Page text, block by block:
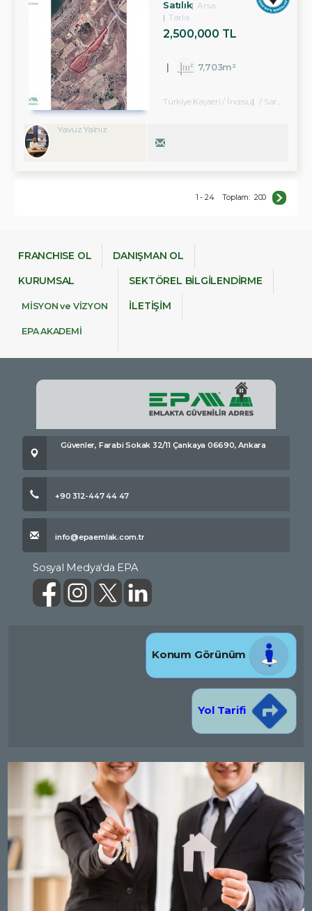
Satılık Arsa
Tarla
2,500,000 TL
7,703m²
Türkiye Kayseri / İncesu / Saraycık Köyü
Yavuz Yalnız
1 - 24 Toplam: 200
FRANCHISE OL DANIŞMAN OL
KURUMSAL
MİSYON ve VİZYON
EPA AKADEMİ
SEKTÖREL BİLGİLENDİRME
İLETİŞİM
Güvenler, Farabi Sokak 32/11 Çankaya 06690, Ankara
+90 312-447 44 47
info@epaemlak.com.tr
Sosyal Medya'da EPA
Konum Görünüm
Yol Tarifi